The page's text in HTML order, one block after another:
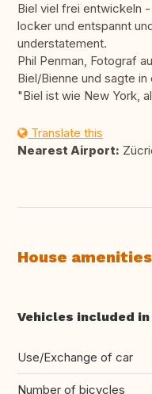
Biel viel frei entwickeln
locker und entspannt
understatement.
Phil Penman, Fotograf
Biel/Bienne und sagte
"Biel ist wie New York,
Translate this
Nearest Airport:
House amenities
Vehicles included in
Use/Exchange of car
Number of bicycles